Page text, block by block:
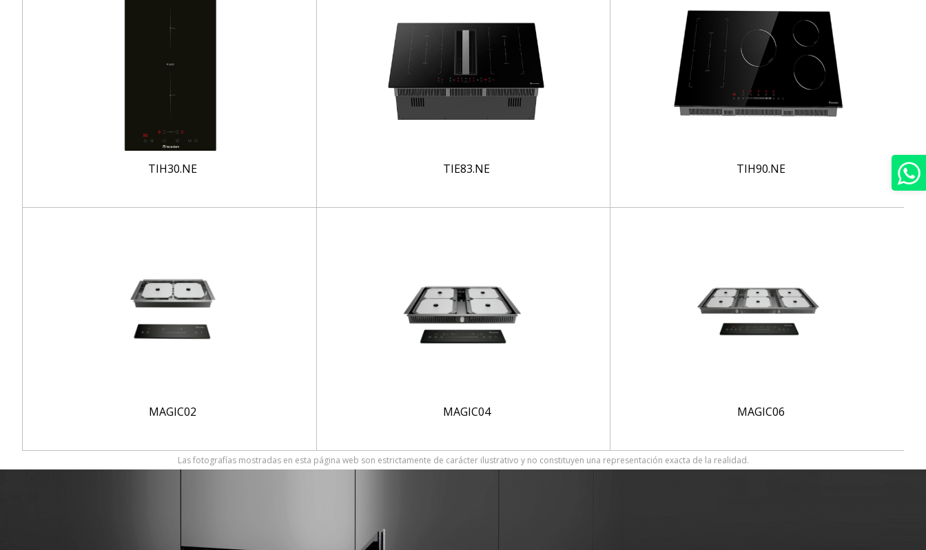
TIH30.NE TIE83.NE TIH90.NE
MAGIC02 MAGIC04 MAGIC06
Las fotografías mostradas en esta página web son estrictamente de carácter ilustrativo y no constituyen una representación exacta de la realidad.